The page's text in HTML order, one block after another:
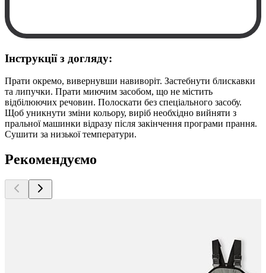
Інструкції з догляду:
Прати окремо, вивернувши навиворіт. Застебнути блискавки
та липучки. Прати миючим засобом, що не містить
відбілюючих речовин. Полоскати без спеціального засобу.
Щоб уникнути зміни кольору, виріб необхідно вийняти з
пральної машинки відразу після закінчення програми прання.
Сушити за низької температури.
Рекомендуємо